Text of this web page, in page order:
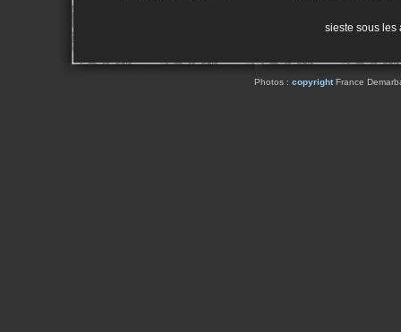
sieste sous les
Photos : copyrightFrance